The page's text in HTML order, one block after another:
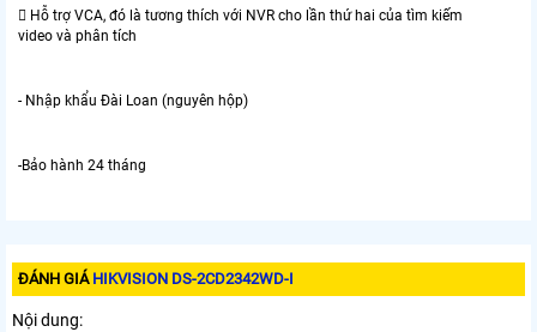
 Hỗ trợ VCA, đó là tương thích với NVR cho lần thứ hai của tìm kiếm
video và phân tích
- Nhập khẩu Đài Loan (nguyên hộp)
-Bảo hành 24 tháng
ĐÁNH GIÁ HIKVISION DS-2CD2342WD-I
Nội dung: